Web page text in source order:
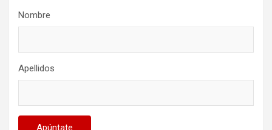
Nombre
Apellidos